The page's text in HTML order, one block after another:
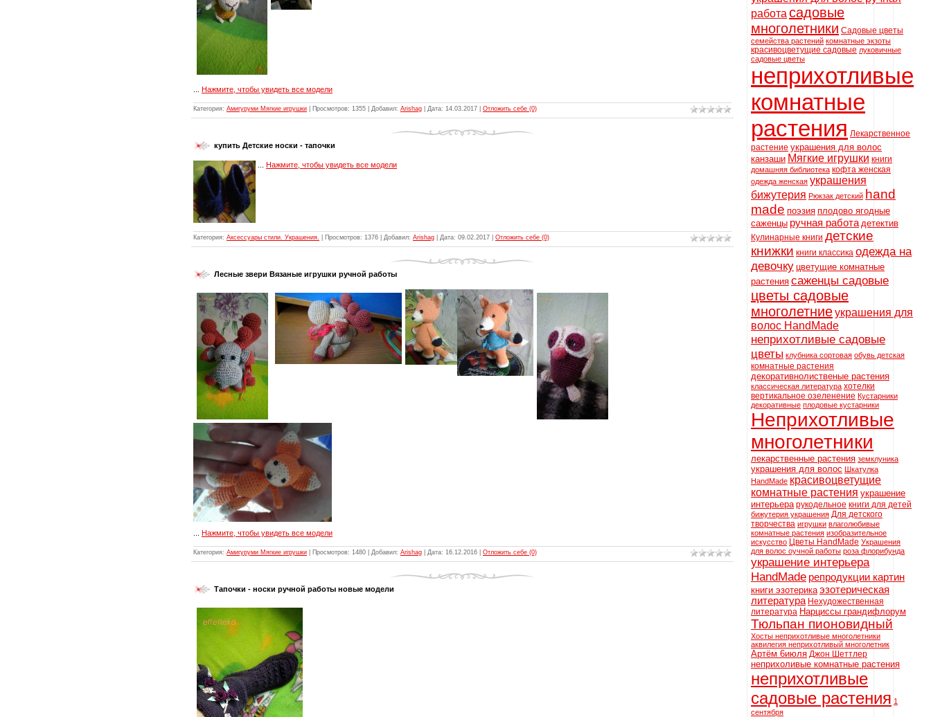
Нажмите, чтобы увидеть все модели
Категория: Амигуруми Мягкие игрушки | Просмотров: 1355 | Добавил: Arishag | Дата: 14.03.2017 Отложить себе (0)
купить Детские носки - тапочки
Нажмите, чтобы увидеть все модели
Категория: Аксессуары стили. Украшения. | Просмотров: 1376 | Добавил: Arishag | Дата: 09.02.2017 Отложить себе (0)
Лесные звери Вязаные игрушки ручной работы
Нажмите, чтобы увидеть все модели
Категория: Амигуруми Мягкие игрушки | Просмотров: 1480 | Добавил: Arishag | Дата: 16.12.2016 Отложить себе (0)
Тапочки - носки ручной работы новые модели
работа садовые
многолетники Садовые цветы
семейства растений комнатные экзоты
красивоцветущие садовые луковичные
садовые цветы
неприхотливые
комнатные
растения Лекарственное
растение украшения для волос
канзаши Мягкие игрушки книги
домашняя библиотека кофта женская
одежда женская украшения
бижутерия Рюкзак детский hand
made поэзия плодово ягодные
саженцы ручная работа детектив
Кулинарные книги детские
книжки книги классика одежда на
девочку цветущие комнатные
растения саженцы садовые
цветы садовые
многолетниеукрашения для
волос HandMade
неприхотливые садовые
цветы клубника сортовая обувь детская
комнатные растения
декоративнолиственые растения
классическая литература хотелки
вертикальное озеленение Кустарники
декоративные плодовые кустарники
Неприхотливые
многолетники
лекарственные растения земклуника
украшения для волос Шкатулка
HandMade красивоцветущие
комнатные растения украшение
интерьера рукодельное книги для детей
бижутерия украшения Для детского
творчества игрушки влаголюбивые
комнатные растения изобразительное
искусство Цветы HandMade Украшения
для волос оучной работы роза флорибунда
украшение интерьера
HandMade репродукции картин
книги эзотерика эзотерическая
литература Нехудожественная
литература Нарциссы грандифлорум
Тюльпан пионовидный
Хосты неприхотливые многолетники
аквилегия неприхотливый многолетник
Артём 6июля Джон Шеттлер
неприхоливые комнатные растения
неприхотливые
садовые растения 1
сентября